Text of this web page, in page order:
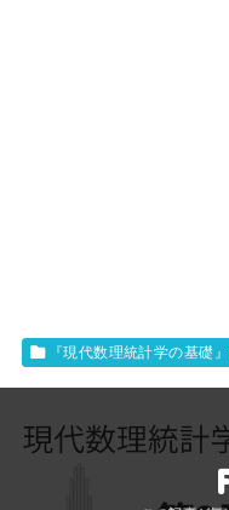
『現代数理統計学の基礎